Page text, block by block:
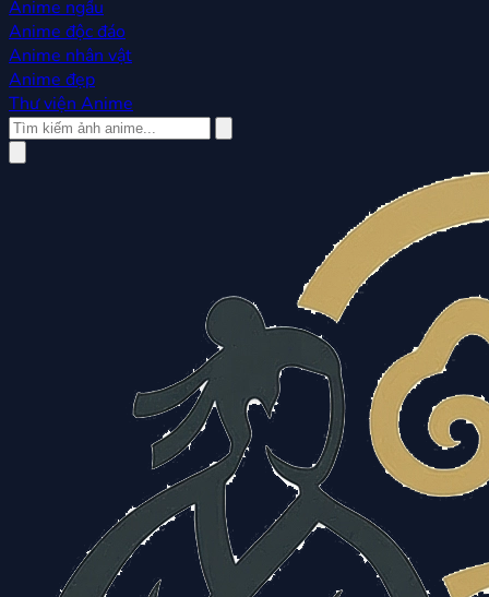
Anime ngầu
Anime độc đáo
Anime nhân vật
Anime đẹp
Thư viện Anime